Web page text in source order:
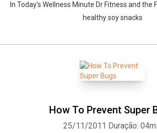
In Today's Wellness Minute Dr Fitness and the
healthy soy snacks
How To Prevent Super
25/11/2011 Duração: